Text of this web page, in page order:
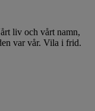
liv och vårt namn,
var vår. Vila i frid.